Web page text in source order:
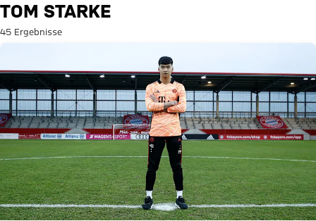
Suche: Tom Starke
TOM STARKE
45 Ergebnisse